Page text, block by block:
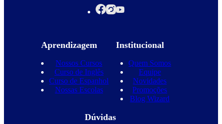
Aprendizagem
Nossos Cursos
Curso de Inglês
Curso de Espanhol
Nossas Escolas
Institucional
Quem Somos
Equipe
Novidades
Promoções
Blog Wizard
Dúvidas